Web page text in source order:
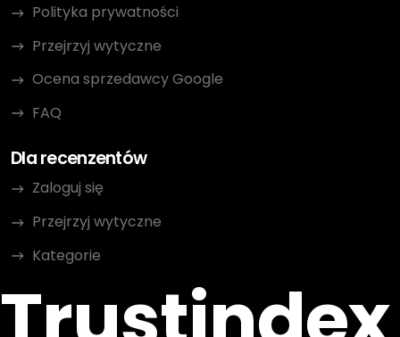
Polityka prywatności
Przejrzyj wytyczne
Ocena sprzedawcy Google
FAQ
Dla recenzentów
Zaloguj się
Przejrzyj wytyczne
Kategorie